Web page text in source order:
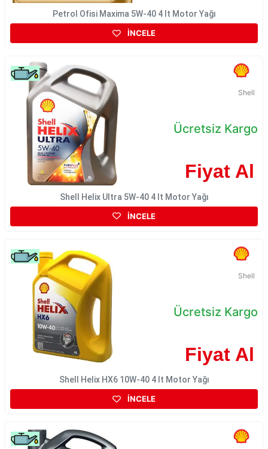
Petrol Ofisi Maxima 5W-40 4 lt Motor Yağı
İNCELE
Shell
Ücretsiz Kargo
Fiyat Al
Shell Helix Ultra 5W-40 4 lt Motor Yağı
İNCELE
Shell
Ücretsiz Kargo
Fiyat Al
Shell Helix HX6 10W-40 4 lt Motor Yağı
İNCELE